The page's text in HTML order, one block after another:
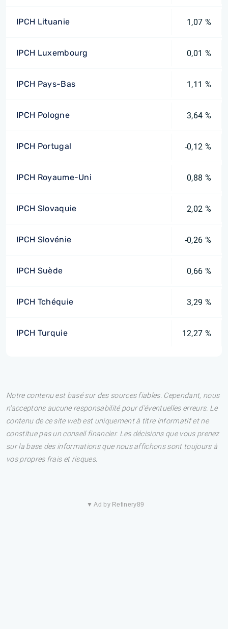
IPCH Lituanie 1,07 %
IPCH Luxembourg 0,01 %
IPCH Pays-Bas 1,11 %
IPCH Pologne 3,64 %
IPCH Portugal -0,12 %
IPCH Royaume-Uni 0,88 %
IPCH Slovaquie 2,02 %
IPCH Slovénie -0,26 %
IPCH Suède 0,66 %
IPCH Tchéquie 3,29 %
IPCH Turquie 12,27 %
Notre contenu est basé sur des sources fiables. Cependant, nous
n'acceptons aucune responsabilité pour d'éventuelles erreurs. Le
contenu de ce site web est uniquement à titre informatif et ne
constitue pas un conseil financier. Les décisions que vous prenez
sur la base des informations que nous affichons sont toujours à
vos propres frais et risques.
▼ Ad by Refinery89